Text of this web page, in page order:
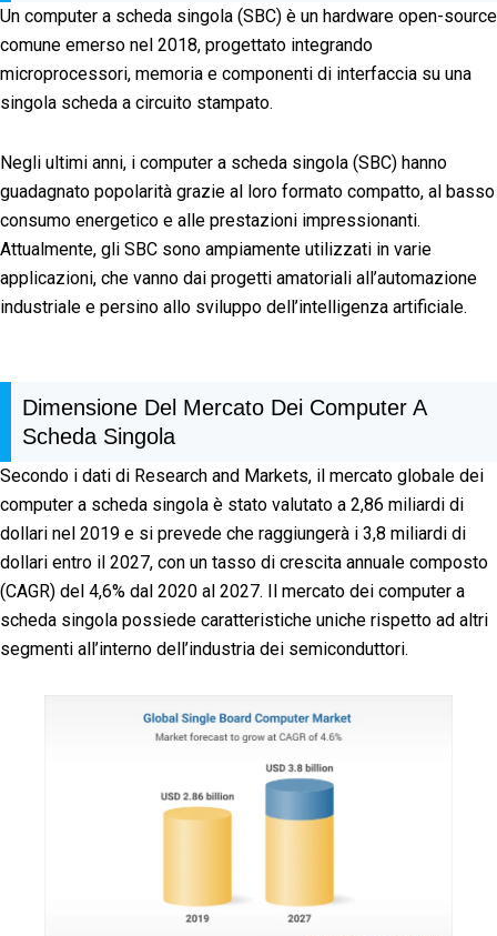
Un computer a scheda singola (SBC) è un hardware open-source
comune emerso nel 2018, progettato integrando
microprocessori, memoria e componenti di interfaccia su una
singola scheda a circuito stampato.
Negli ultimi anni, i computer a scheda singola (SBC) hanno
guadagnato popolarità grazie al loro formato compatto, al basso
consumo energetico e alle prestazioni impressionanti.
Attualmente, gli SBC sono ampiamente utilizzati in varie
applicazioni, che vanno dai progetti amatoriali all’automazione
industriale e persino allo sviluppo dell’intelligenza artificiale.
Dimensione Del Mercato Dei Computer A
Scheda Singola
Secondo i dati di Research and Markets, il mercato globale dei
computer a scheda singola è stato valutato a 2,86 miliardi di
dollari nel 2019 e si prevede che raggiungerà i 3,8 miliardi di
dollari entro il 2027, con un tasso di crescita annuale composto
(CAGR) del 4,6% dal 2020 al 2027. Il mercato dei computer a
scheda singola possiede caratteristiche uniche rispetto ad altri
segmenti all’interno dell’industria dei semiconduttori.